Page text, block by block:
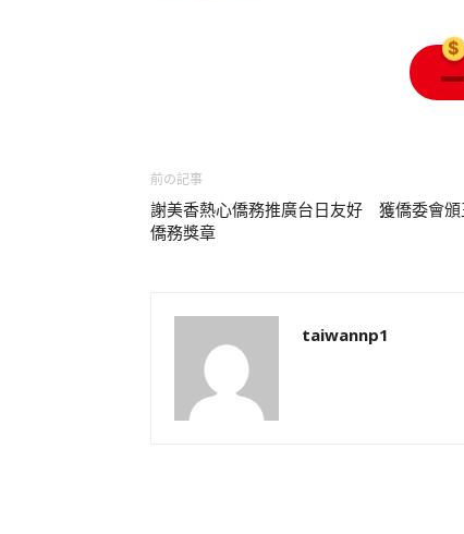
前の記事
謝美香熱心僑務推廣台日友好 獲僑委會頒
僑務獎章
taiwannp1